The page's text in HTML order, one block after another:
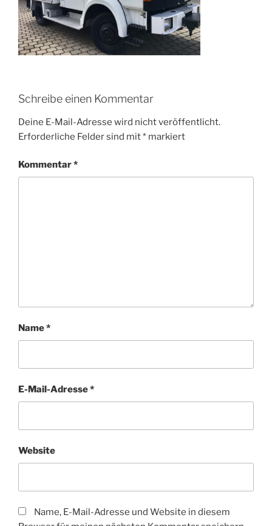
Schreibe einen Kommentar
Deine E-Mail-Adresse wird nicht veröffentlicht.
Erforderliche Felder sind mit* markiert
Kommentar*
Name*
E-Mail-Adresse*
Website
Name, E-Mail-Adresse und Website in diesem